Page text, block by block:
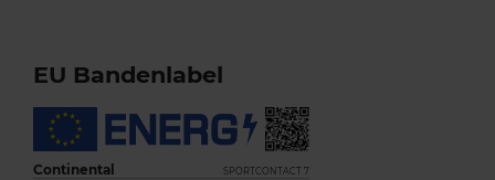
EU Bandenlabel
Continental SPORTCONTACT 7